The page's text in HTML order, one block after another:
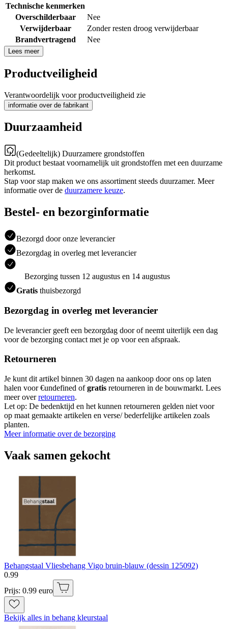
Technische kenmerken
Overschilderbaar
Nee
Verwijderbaar
Zonder resten droog verwijderbaar
Brandvertragend
Nee
Lees meer
Productveiligheid
Verantwoordelijk voor productveiligheid zie
informatie over de fabrikant
Duurzaamheid
(Gedeeltelijk) Duurzamere grondstoffen
Dit product bestaat voornamelijk uit grondstoffen met een duurzame
herkomst.
Stap voor stap maken we ons assortiment steeds duurzamer. Meer
informatie over de duurzamere keuze.
Bestel- en bezorginformatie
Bezorgd door onze leverancier
Bezorgdag in overleg met leverancier
Bezorging tussen 12 augustus en 14 augustus
Gratis thuisbezorgd
Bezorgdag in overleg met leverancier
De leverancier geeft een bezorgdag door of neemt uiterlijk een dag
voor de bezorging contact met je op voor een afspraak.
Retourneren
Je kunt dit artikel binnen 30 dagen na aankoop door ons op laten
halen voor €undefined ofgratis retourneren in de bouwmarkt. Lees
meer overretourneren.
Let op: De bedenktijd en het kunnen retourneren gelden niet voor
op maat gemaakte artikelen en verse/ bederfelijke artikelen zoals
planten.
Meer informatie over de bezorging
Vaak samen gekocht
Behangstaal Vliesbehang Vigo bruin-blauw (dessin 125092)
0.99
Prijs: 0.99 euro
Bekijk alles in behang kleurstaal